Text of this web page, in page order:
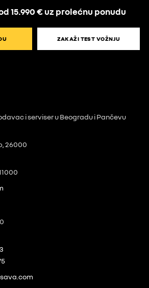
15.990 € uz prolećnu ponudu
ZAKAŽI TEST VOŽNJU
i serviser u Beogradu i Pančevu
26000